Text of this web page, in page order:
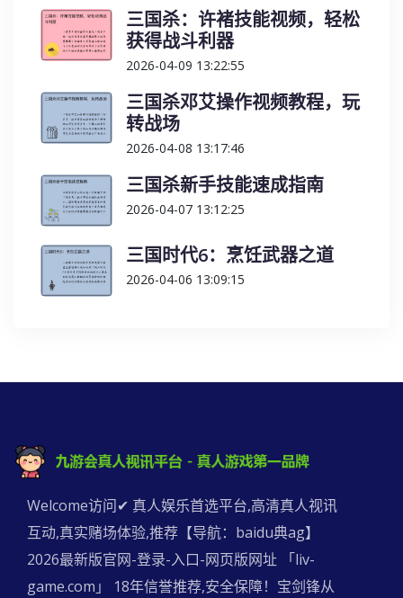
三国杀：许褚技能视频，轻松
获得战斗利器
2026-04-09 13:22:55
三国杀邓艾操作视频教程，玩
转战场
2026-04-08 13:17:46
三国杀新手技能速成指南
2026-04-07 13:12:25
三国时代6：烹饪武器之道
2026-04-06 13:09:15
Welcome访问✔ 真人娱乐首选平台,高清真人视讯
互动,真实赌场体验,推荐【导航：baidu典ag】
2026最新版官网-登录-入口-网页版网址 「liv-
game.com」 18年信誉推荐,安全保障！宝剑锋从